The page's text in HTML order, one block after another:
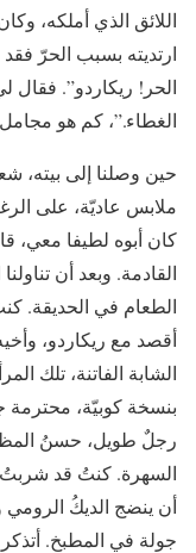
اللائق الذي أملكه،
ارتديته بسبب الحرّ
الحر! ريكاردو”. فقال
الغطاء.”، كم هو
حين وصلنا إلى بيته،
ملابس عاديّة، على
كان أبوه لطيفا معي،
القادمة. وبعد أن
الطعام في الحديقة.
أقصد مع ريكاردو،
الشابة الفاتنة، تلك
بنسخة كوبيّة، محترمة
رجلٌ طويل، حسنُ
السهرة. كنتُ قد شربتُ
أن ينضج الديكُ الرومي
جولة في المطبخ.